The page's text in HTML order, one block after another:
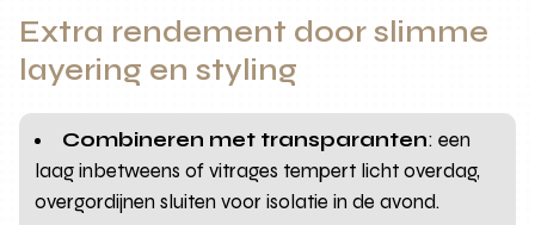
Extra rendement door slimme
layering en styling
Combineren met transparanten: een
laag inbetweens of vitrages tempert licht overdag,
overgordijnen sluiten voor isolatie in de avond.